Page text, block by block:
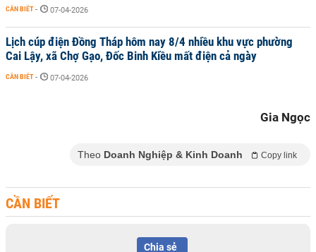
CẦN BIẾT - 07-04-2026
Lịch cúp điện Đồng Tháp hôm nay 8/4 nhiều khu vực phường
Cai Lậy, xã Chợ Gạo, Đốc Binh Kiều mất điện cả ngày
CẦN BIẾT - 07-04-2026
Gia Ngọc
Theo Doanh Nghiệp & Kinh Doanh Copy link
CẦN BIẾT
Chia sẻ